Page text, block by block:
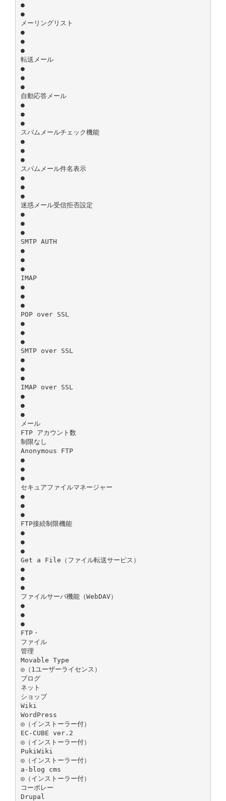
●
●
メーリングリスト
●
●
●
転送メール
●
●
●
自動応答メール
●
●
●
スパムメールチェック機能
●
●
●
スパムメール件名表示
●
●
●
迷惑メール受信拒否設定
●
●
●
SMTP AUTH
●
●
●
IMAP
●
●
●
POP over SSL
●
●
●
SMTP over SSL
●
●
●
IMAP over SSL
●
●
●
メール
FTP アカウント数
制限なし
Anonymous FTP
●
●
●
セキュアファイルマネージャー
●
●
●
FTP接続制限機能
●
●
●
Get a File（ファイル転送サービス）
●
●
●
ファイルサーバ機能（WebDAV）
●
●
●
FTP・
ファイル
管理
Movable Type
◎（1ユーザーライセンス）
ブログ
ネット
ショップ
Wiki
WordPress
◎（インストーラー付）
EC-CUBE ver.2
◎（インストーラー付）
PukiWiki
◎（インストーラー付）
a-blog cms
◎（インストーラー付）
コーポレー
Drupal